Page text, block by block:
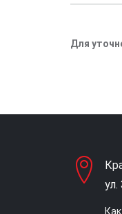
Для
ул.